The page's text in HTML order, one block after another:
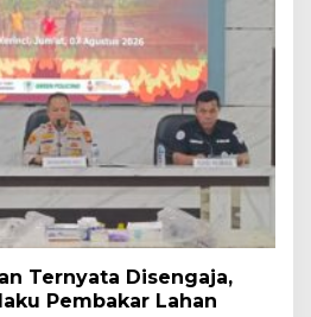
Ternyata Disengaja,
Pembakar Lahan